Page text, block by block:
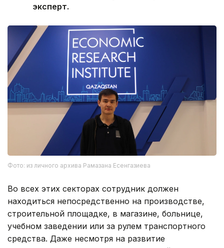
эксперт.
Фото: из личного архива Рамазана Есенгазиева
Во всех этих секторах сотрудник должен
находиться непосредственно на производстве,
строительной площадке, в магазине, больнице,
учебном заведении или за рулем транспортного
средства. Даже несмотря на развитие